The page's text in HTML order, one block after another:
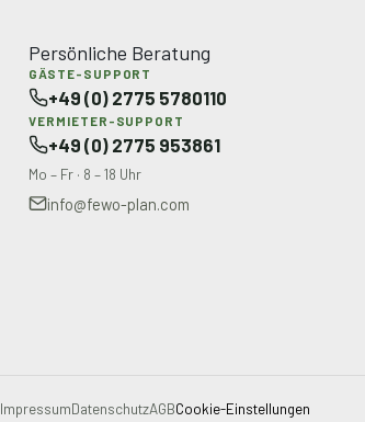
Persönliche Beratung
GÄSTE-SUPPORT
+49 (0) 2775 5780110
VERMIETER-SUPPORT
+49 (0) 2775 953861
Mo – Fr · 8 – 18 Uhr
info@fewo-plan.com
ImpressumDatenschutzAGBCookie-Einstellungen